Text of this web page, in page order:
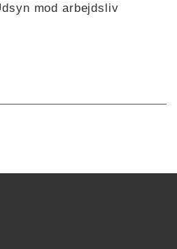
mod arbejdsliv